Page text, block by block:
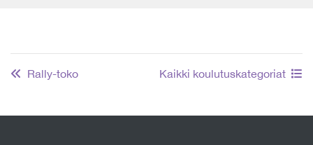
Rally-toko Kaikki koulutuskategoriat